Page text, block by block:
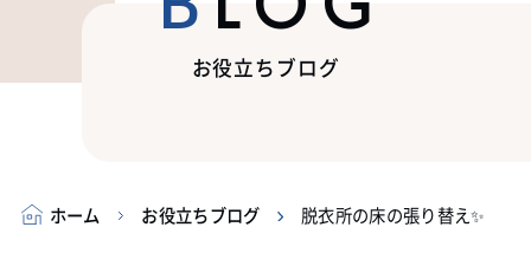
お役立ちブログ
ホーム お役立ちブログ 脱衣所の床の張り替え✨